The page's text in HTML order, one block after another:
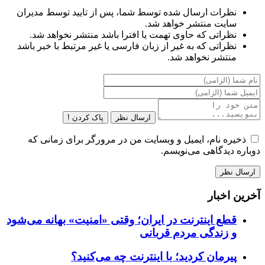
نظرات ارسال شده توسط شما، پس از تایید توسط مدیران
سایت منتشر خواهد شد.
نظراتی که حاوی تهمت یا افترا باشد منتشر نخواهد شد.
نظراتی که به غیر از زبان فارسی یا غیر مرتبط با خبر باشد
منتشر نخواهد شد.
ارسال نظر پاک کردن !
ذخیره نام، ایمیل و وبسایت من در مرورگر برای زمانی که
دوباره دیدگاهی می‌نویسم.
آخرین اخبار
قطع اینترنت در ایران؛ وقتی «امنیت» بهانه می‌شود
و زندگی مردم قربانی
پیرمان کردید؛ با اینترنت چه می‌کنید؟